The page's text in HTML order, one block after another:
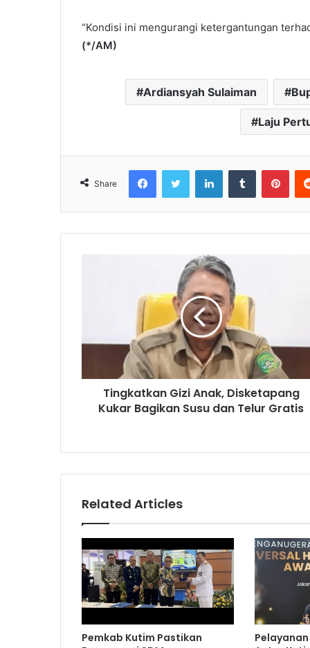
“Kondisi ini mengurangi ketergantungan
(*/AM)
Ardiansyah Sulaiman
Laju
Share
Tingkatkan Gizi Anak, Disketapang
Kukar Bagikan Susu dan Telur Gratis
Related Articles
Pemkab Kutim Pastikan